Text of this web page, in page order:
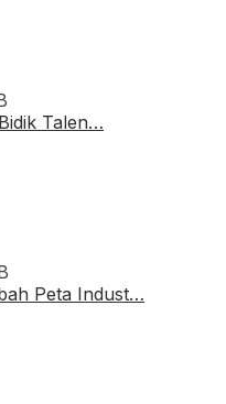
Talen…
Peta Indust…